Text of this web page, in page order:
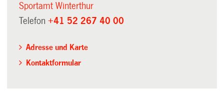
Sportamt Winterthur
Telefon+41 52 267 40 00
Adresse und Karte
Kontaktformular